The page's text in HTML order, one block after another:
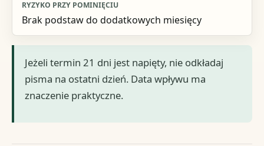
Brak podstaw do dodatkowych miesięcy
Jeżeli termin 21 dni jest napięty, nie odkładaj
pisma na ostatni dzień. Data wpływu ma
znaczenie praktyczne.